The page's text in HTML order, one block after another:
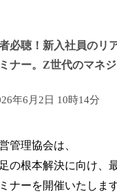
必聴！新入社員のリ
ナー。Z世代のマネ
年6月2日 10時14分
管理協会は、
の根本解決に向け、
ナーを開催いたします